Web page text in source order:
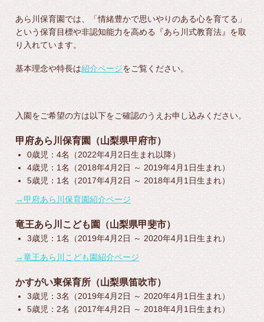
あら川保育園では、「情緒豊かで思いやりのある心を育てる」
という保育目標や非認知能力を高める『あら川式教育法』を取
り入れています。
基本理念や特長は紹介ページをご覧ください。
入園をご希望の方は以下をご確認のうえお申し込みください。
甲府あら川保育園（山梨県甲府市）
0歳児：4名（2022年4月2日生まれ以降）
4歳児：1名（2018年4月2日 ～ 2019年4月1日生まれ）
5歳児：1名（2017年4月2日 ～ 2018年4月1日生まれ）
→甲府あら川保育園紹介ページ
竜王あら川こども園（山梨県甲斐市）
3歳児：1名（2019年4月2日 ～ 2020年4月1日生まれ）
→竜王あら川こども園紹介ページ
かすがい東保育所（山梨県笛吹市）
3歳児：3名（2019年4月2日 ～ 2020年4月1日生まれ）
5歳児：2名（2017年4月2日 ～ 2018年4月1日生まれ）